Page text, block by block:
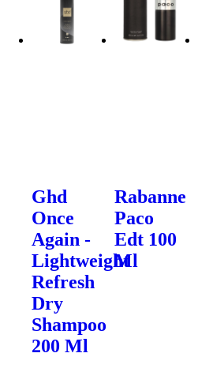
Ghd
Once
Again -
Lightweight
Refresh
Dry
Shampoo
200 Ml
Rabanne
Paco
Edt 100
Ml